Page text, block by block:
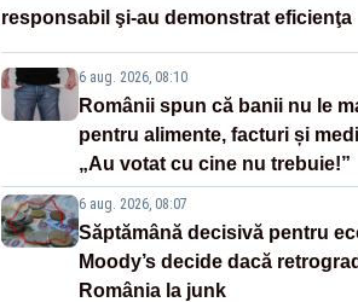
responsabil şi-au demonstrat eficienţa
6 aug. 2026, 08:10
Românii spun că banii nu le
pentru alimente, facturi și
„Au votat cu cine nu trebuie!”
6 aug. 2026, 08:07
Săptămână decisivă pentru
Moody’s decide dacă
România la junk